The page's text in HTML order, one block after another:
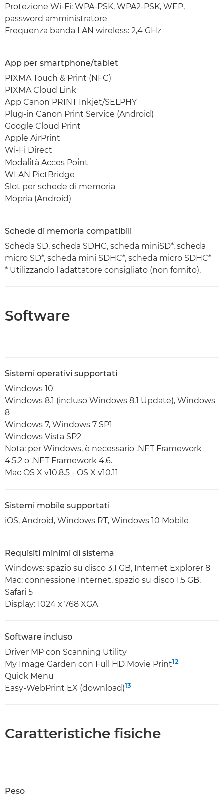
Protezione Wi-Fi: WPA-PSK, WPA2-PSK, WEP,
password amministratore
Frequenza banda LAN wireless: 2,4 GHz
App per smartphone/tablet
PIXMA Touch & Print (NFC)
PIXMA Cloud Link
App Canon PRINT Inkjet/SELPHY
Plug-in Canon Print Service (Android)
Google Cloud Print
Apple AirPrint
Wi-Fi Direct
Modalità Acces Point
WLAN PictBridge
Slot per schede di memoria
Mopria (Android)
Schede di memoria compatibili
Scheda SD, scheda SDHC, scheda miniSD*, scheda
micro SD*, scheda mini SDHC*, scheda micro SDHC*
* Utilizzando l'adattatore consigliato (non fornito).
Software
Sistemi operativi supportati
Windows 10
Windows 8.1 (incluso Windows 8.1 Update), Windows
8
Windows 7, Windows 7 SP1
Windows Vista SP2
Nota: per Windows, è necessario .NET Framework
4.5.2 o .NET Framework 4.6.
Mac OS X v10.8.5 - OS X v10.11
Sistemi mobile supportati
iOS, Android, Windows RT, Windows 10 Mobile
Requisiti minimi di sistema
Windows: spazio su disco 3,1 GB, Internet Explorer 8
Mac: connessione Internet, spazio su disco 1,5 GB,
Safari 5
Display: 1024 x 768 XGA
Software incluso
Driver MP con Scanning Utility
My Image Garden con Full HD Movie Print12
Quick Menu
Easy-WebPrint EX (download)13
Caratteristiche fisiche
Peso